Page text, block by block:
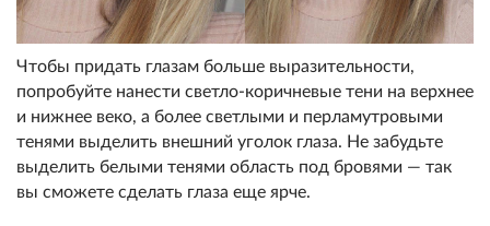
Чтобы придать глазам больше выразительности,
попробуйте нанести светло-коричневые тени на верхнее
и нижнее веко, а более светлыми и перламутровыми
тенями выделить внешний уголок глаза. Не забудьте
выделить белыми тенями область под бровями — так
вы сможете сделать глаза еще ярче.